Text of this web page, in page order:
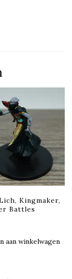
Kingmaker,
Battles
aan winkelwagen